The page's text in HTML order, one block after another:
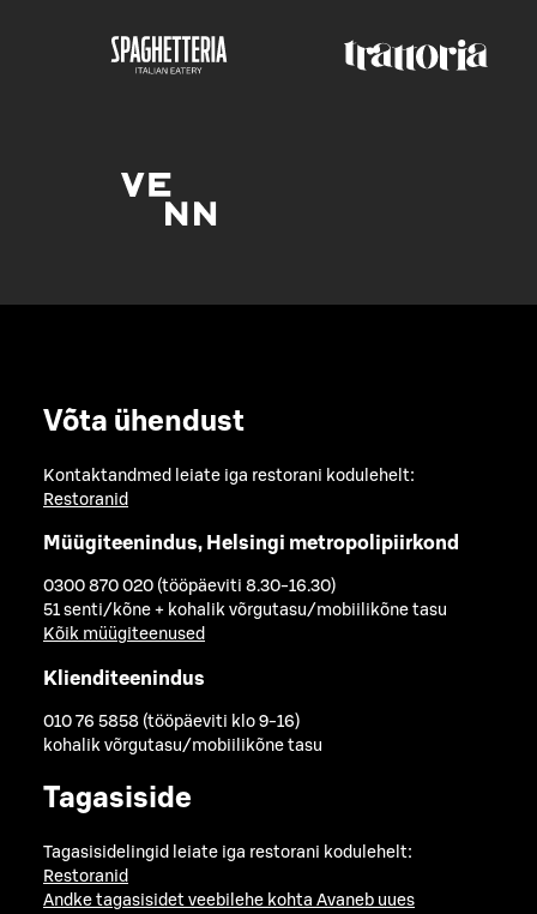
Võta ühendust
Kontaktandmed leiate iga restorani kodulehelt:
Restoranid
Müügiteenindus, Helsingi metropolipiirkond
0300 870 020 (tööpäeviti 8.30-16.30)
51 senti/kõne + kohalik võrgutasu/mobiilikõne tasu
Kõik müügiteenused
Klienditeenindus
010 76 5858 (tööpäeviti klo 9-16)
kohalik võrgutasu/mobiilikõne tasu
Tagasiside
Tagasisidelingid leiate iga restorani kodulehelt:
Restoranid
Andke tagasisidet veebilehe kohta Avaneb uues